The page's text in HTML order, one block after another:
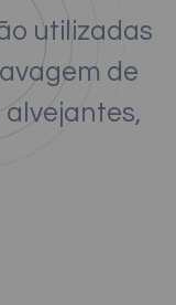
utilizadas
de
alvejantes,